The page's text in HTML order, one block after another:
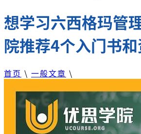
想学习六西格玛管
院推荐4个入门书
首页 \ 一般文章 \